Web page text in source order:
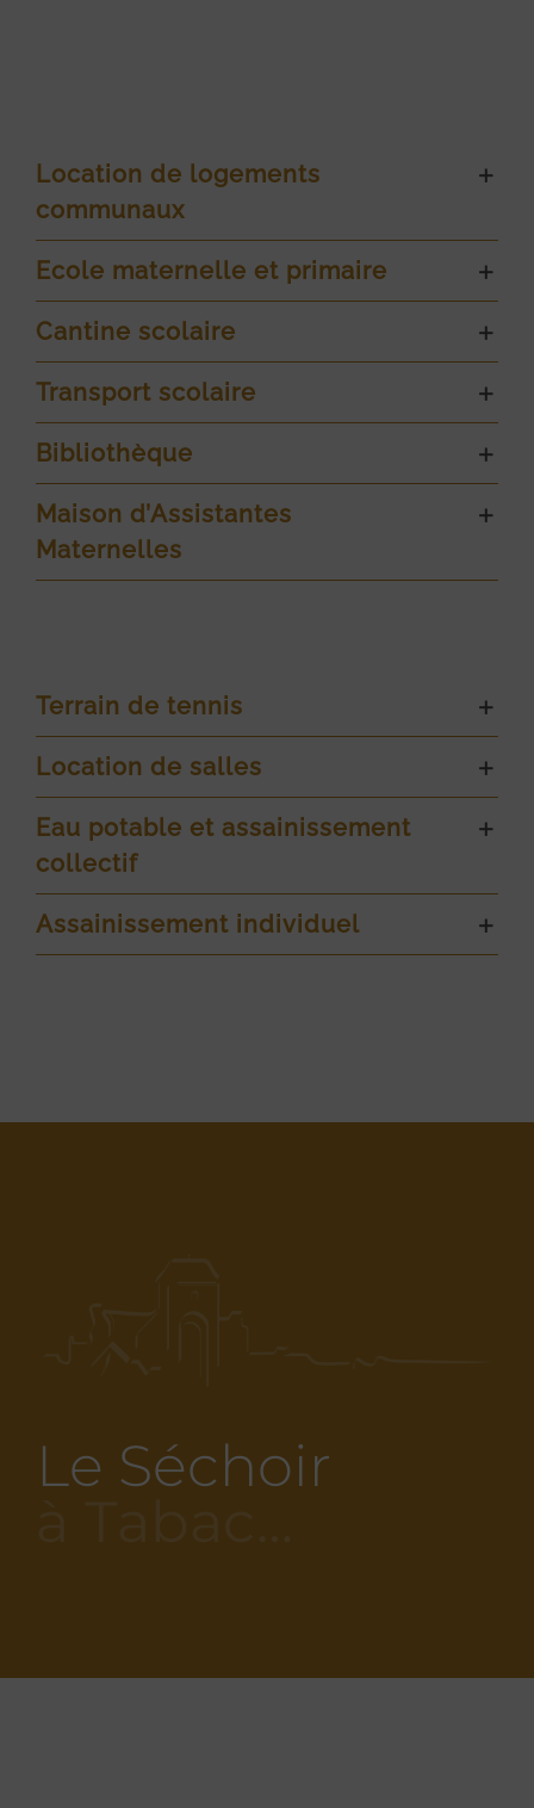
Location de logements
communaux
Ecole maternelle et primaire
Cantine scolaire
Transport scolaire
Bibliothèque
Maison d’Assistantes
Maternelles
Terrain de tennis
Location de salles
Eau potable et assainissement
collectif
Assainissement individuel
Le Séchoir